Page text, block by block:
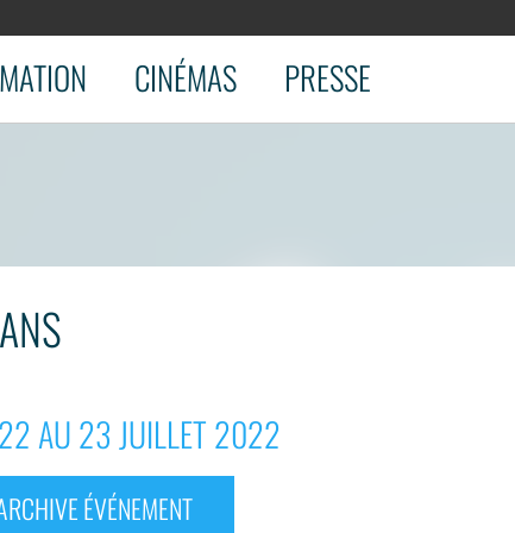
CINÉMAS PRESSE
AU 23 JUILLET 2022
ÉVÉNEMENT